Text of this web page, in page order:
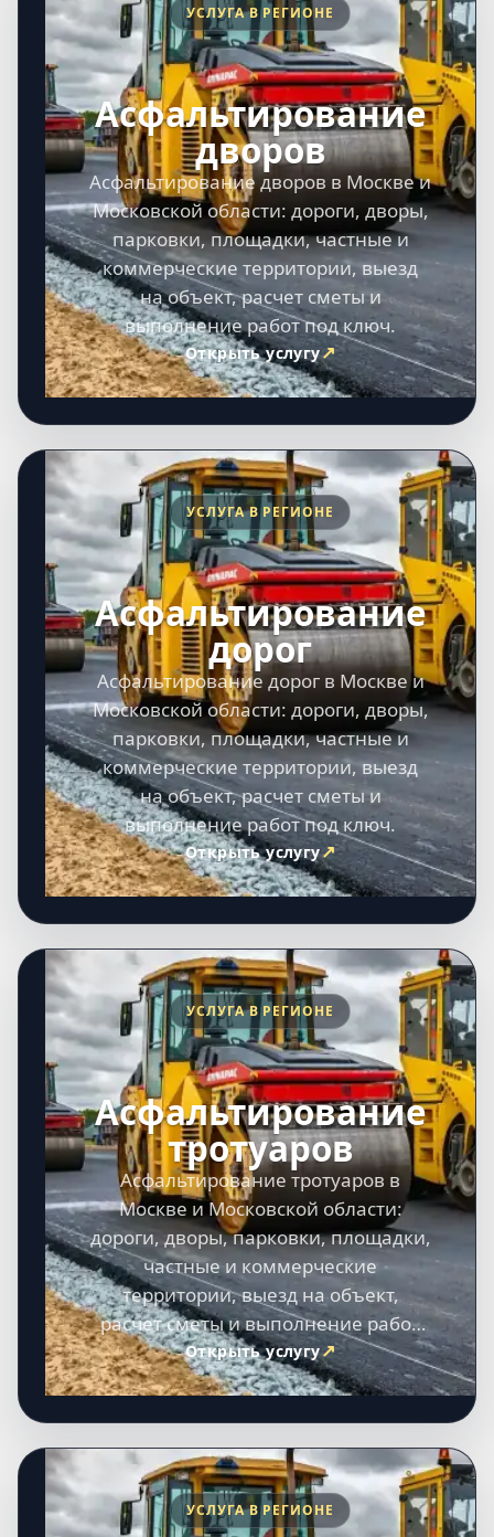
УСЛУГА В РЕГИОНЕ
Асфальтирование
дворов
Асфальтирование дворов в Москве и
Московской области: дороги, дворы,
парковки, площадки, частные и
коммерческие территории, выезд
на объект, расчет сметы и
выполнение работ под ключ.
Открыть услугу
УСЛУГА В РЕГИОНЕ
Асфальтирование
дорог
Асфальтирование дорог в Москве и
Московской области: дороги, дворы,
парковки, площадки, частные и
коммерческие территории, выезд
на объект, расчет сметы и
выполнение работ под ключ.
Открыть услугу
УСЛУГА В РЕГИОНЕ
Асфальтирование
тротуаров
Асфальтирование тротуаров в
Москве и Московской области:
дороги, дворы, парковки, площадки,
частные и коммерческие
территории, выезд на объект,
расчет сметы и выполнение работ
под ключ.
Открыть услугу
УСЛУГА В РЕГИОНЕ